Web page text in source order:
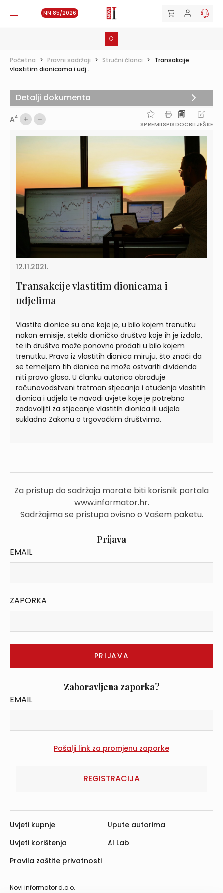
NN 85/2026
Početna > Pravni sadržaji > Stručni članci > Transakcije
vlastitim dionicama i udj...
AA
SPREMIISPISDOCBILJEŠKE
12.11.2021.
Transakcije vlastitim dionicama i
udjelima
Vlastite dionice su one koje je, u bilo kojem trenutku
nakon emisije, steklo dioničko društvo koje ih je izdalo,
te ih društvo može ponovno prodati u bilo kojem
trenutku. Prava iz vlastitih dionica miruju, što znači da
se temeljem tih dionica ne može ostvariti dividenda
niti pravo glasa. U članku autorica obrađuje
računovodstveni tretman stjecanja i otuđenja vlastitih
dionica i udjela te navodi uvjete koje je potrebno
zadovoljiti za stjecanje vlastitih dionica ili udjela
sukladno Zakonu o trgovačkim društvima.
Za pristup do sadržaja morate biti korisnik portala
www.informator.hr.
Sadržajima se pristupa ovisno o Vašem paketu.
Prijava
EMAIL
ZAPORKA
Zaboravljena zaporka?
EMAIL
REGISTRACIJA
Detalji dokumenta
Novi informator d.o.o.
Uvjeti kupnje
Uvjeti korištenja
Pravila zaštite privatnosti
Upute autorima
AI Lab